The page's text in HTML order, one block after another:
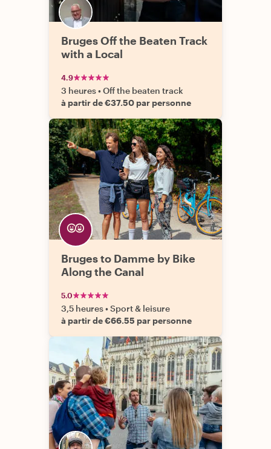
Bruges Off the Beaten Track
with a Local
4.9
3 heures•Off the beaten track
à partir de €37.50 par personne
Bruges to Damme by Bike
Along the Canal
5.0
3,5 heures•Sport & leisure
à partir de €66.55 par personne